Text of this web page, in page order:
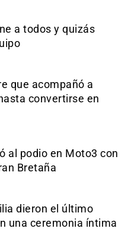
a todos y quizás
que acompañó a
convertirse en
al podio en Moto3 con
Bretaña
dieron el último
una ceremonia íntima